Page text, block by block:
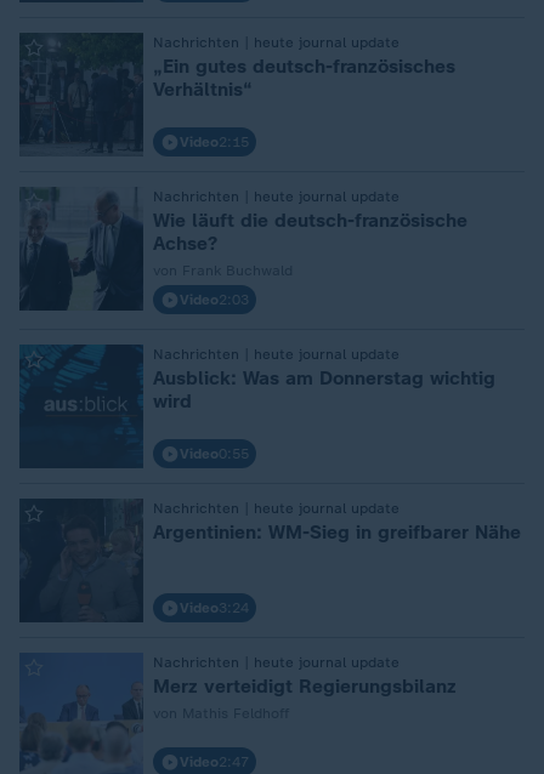
Nachrichten | heute journal update
„Ein gutes deutsch-französisches
Verhältnis“
Video2:15
Nachrichten | heute journal update
Wie läuft die deutsch-französische
Achse?
Video2:03
Nachrichten | heute journal update
Ausblick: Was am Donnerstag wichtig
wird
Video0:55
Nachrichten | heute journal update
Argentinien: WM-Sieg in greifbarer Nähe
Video3:24
Nachrichten | heute journal update
Merz verteidigt Regierungsbilanz
Video2:47